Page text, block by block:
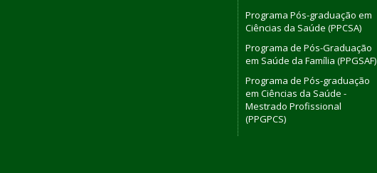
Programa Pós-graduação em
Ciências da Saúde (PPCSA)
Programa de Pós-Graduação
em Saúde da Família (PPGSAF)
Programa de Pós-graduação
em Ciências da Saúde -
Mestrado Profissional
(PPGPCS)